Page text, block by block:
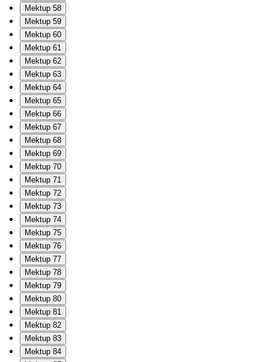
Mektup 58
Mektup 59
Mektup 60
Mektup 61
Mektup 62
Mektup 63
Mektup 64
Mektup 65
Mektup 66
Mektup 67
Mektup 68
Mektup 69
Mektup 70
Mektup 71
Mektup 72
Mektup 73
Mektup 74
Mektup 75
Mektup 76
Mektup 77
Mektup 78
Mektup 79
Mektup 80
Mektup 81
Mektup 82
Mektup 83
Mektup 84